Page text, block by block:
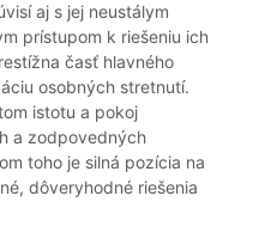
aj s jej neustálym
prístupom k riešeniu ich
časť hlavného
osobných stretnutí.
istotu a pokoj
a zodpovedných
toho je silná pozícia na
dôveryhodné riešenia